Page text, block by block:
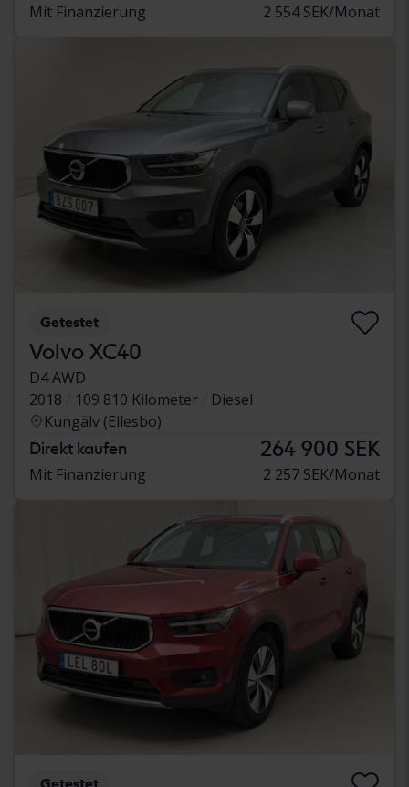
Mit Finanzierung 2 554 SEK/Monat
Getestet
Volvo XC40
D4 AWD
2018
109 810 Kilometer
Diesel
Kungälv (Ellesbo)
Direkt kaufen 264 900 SEK
Mit Finanzierung 2 257 SEK/Monat